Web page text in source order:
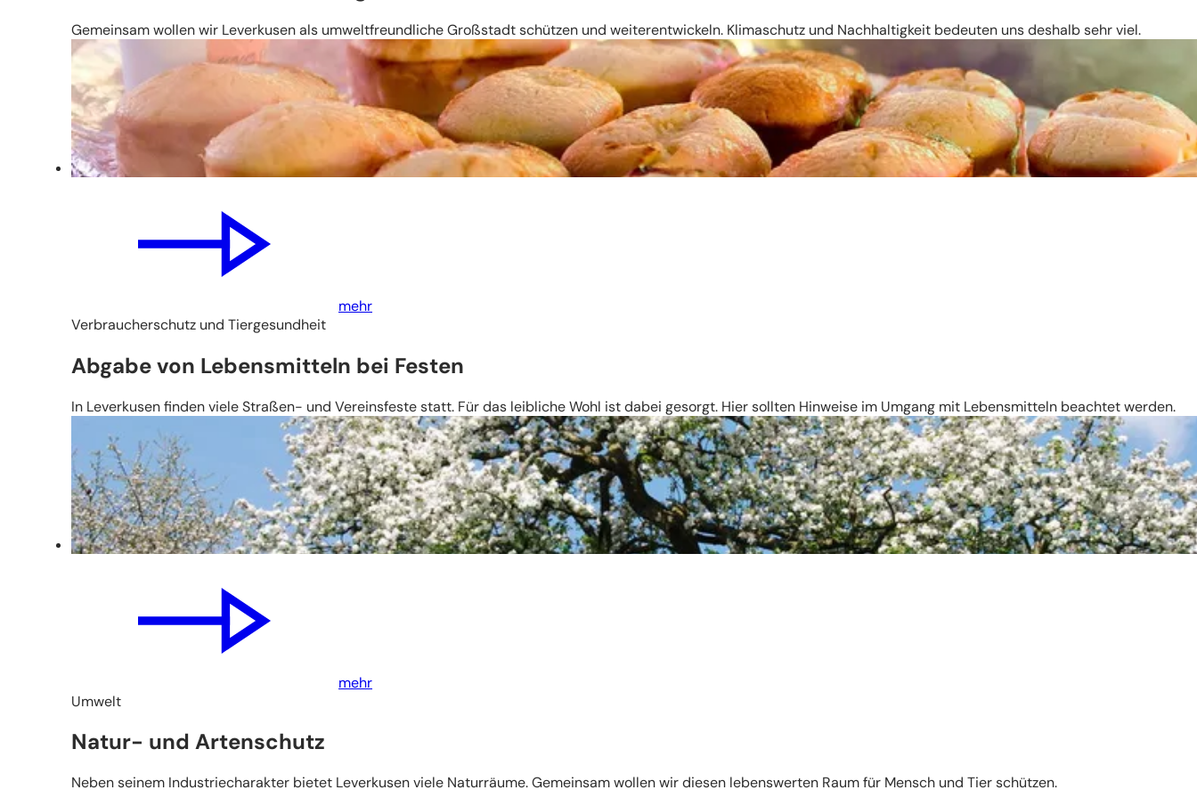
Gemeinsam wollen wir Leverkusen als umweltfreundliche Großstadt schützen und weiterentwickeln. Klimaschutz und Nachhaltigkeit bedeuten uns deshalb sehr viel.
mehr
Verbraucherschutz und Tiergesundheit
Abgabe von Lebensmitteln bei Festen
In Leverkusen finden viele Straßen- und Vereinsfeste statt. Für das leibliche Wohl ist dabei gesorgt. Hier sollten Hinweise im Umgang mit Lebensmitteln beachtet werden.
mehr
Umwelt
Natur- und Artenschutz
Neben seinem Industriecharakter bietet Leverkusen viele Naturräume. Gemeinsam wollen wir diesen lebenswerten Raum für Mensch und Tier schützen.